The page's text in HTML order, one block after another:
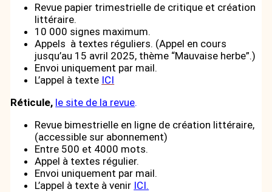
Revue papier trimestrielle de critique et création
littéraire.
10 000 signes maximum.
Appels à textes réguliers. (Appel en cours
jusqu’au 15 avril 2025, thème “Mauvaise herbe”.)
Envoi uniquement par mail.
L’appel à texte ICI
Réticule, le site de la revue.
Revue bimestrielle en ligne de création littéraire,
(accessible sur abonnement)
Entre 500 et 4000 mots.
Appel à textes régulier.
Envoi uniquement par mail.
L’appel à texte à venir ICI.